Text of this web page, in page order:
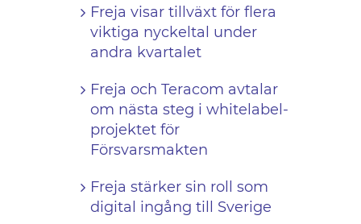
Freja visar tillväxt för flera
viktiga nyckeltal under
andra kvartalet
Freja och Teracom avtalar
om nästa steg i whitelabel-
projektet för
Försvarsmakten
Freja stärker sin roll som
digital ingång till Sverige